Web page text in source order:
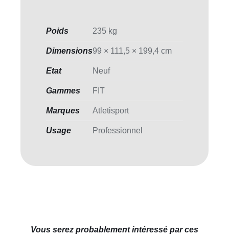
Poids 235 kg
Dimensions99 × 111,5 × 199,4 cm
Etat Neuf
Gammes FIT
Marques Atletisport
Usage Professionnel
Vous serez probablement intéressé par ces